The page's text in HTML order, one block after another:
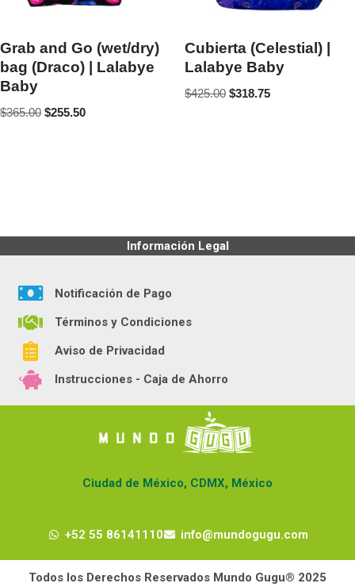
Grab and Go (wet/dry)
bag (Draco) | Lalabye
Baby
$365.00 $255.50
Cubierta (Celestial) |
Lalabye Baby
$425.00 $318.75
Información Legal
Notificación de Pago
Términos y Condiciones
Aviso de Privacidad
Instrucciones - Caja de Ahorro
Ciudad de México, CDMX, México
+52 55 86141110 info@mundogugu.com
Todos los Derechos Reservados Mundo Gugu® 2025